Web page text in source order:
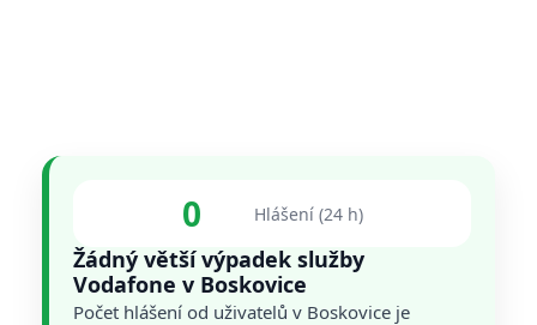
0 Hlášení (24 h)
Žádný větší výpadek služby
Vodafone v Boskovice
Počet hlášení od uživatelů v Boskovice je